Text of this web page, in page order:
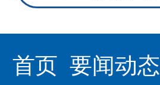
首页 要闻动态